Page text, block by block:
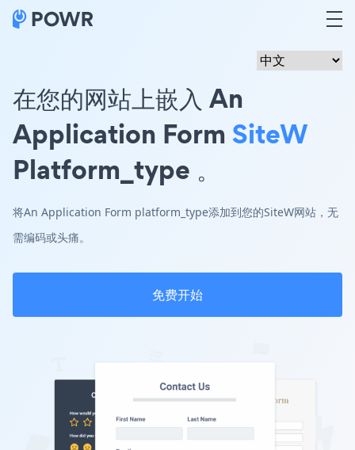
在您的网站上嵌入 An
Application Form SiteW
Platform_type 。
将An Application Form platform_type添加到您的SiteW网站，无
需编码或头痛。
免费开始